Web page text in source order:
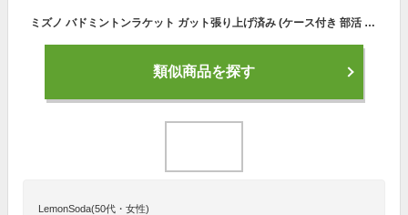
ミズノ バドミントンラケット ガット張り上げ済み (ケース付き 部活 新入生 初心者 メンズ レディース バトミントン キャリバーソニック mizuno あす楽) 73JTB199
類似商品を探す
LemonSoda(50代・女性)